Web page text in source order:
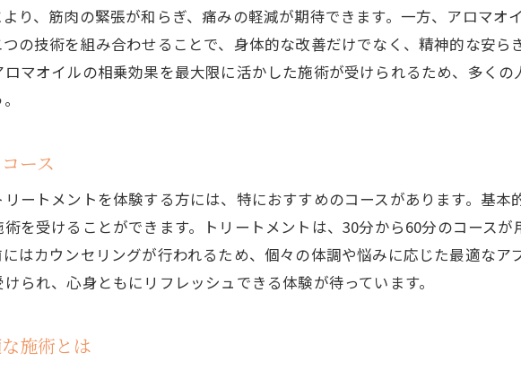
施術者の技術とおもてなしの精神
プライベート空間での心地よいひととき
選べるコースとその効果の違い
体内の巡りを良くするカッサの効果
アロマオイルが引き出す肌の潤い
精神的なストレスの解消に役立つ方法
り、筋肉の緊張が和らぎ、痛みの軽減が期待できます。一方、アロマオ
の技術を組み合わせることで、身体的な改善だけでなく、精神的な安
マオイルの相乗効果を最大限に活かした施術が受けられるため、多く
ース
ートメントを体験する方には、特におすすめのコースがあります。基
を受けることができます。トリートメントは、30分から60分のコース
はカウンセリングが行われるため、個々の体調や悩みに応じた最適な
られ、心身ともにリフレッシュできる体験が待っています。
施術とは